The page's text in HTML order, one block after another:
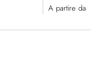
A partire da